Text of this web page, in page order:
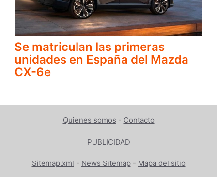
Se matriculan las primeras
unidades en España del Mazda
CX-6e
Quienes somos - Contacto
PUBLICIDAD
Sitemap.xml - News Sitemap- Mapa del sitio